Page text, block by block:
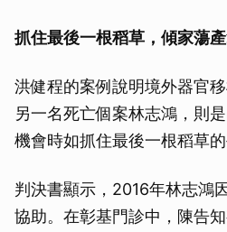
抓住最後一根稻草，傾家蕩
洪健程的案例說明境外器官
另一名死亡個案林志鴻，則
機會時如抓住最後一根稻草的
判決書顯示，2016年林志鴻
協助。在彰基門診中，陳告